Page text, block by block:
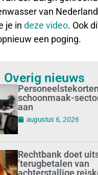
van
je in deze video. Ook
een poging.
Overig nieuws
schoonmaak-
aan
augustus 6, 2026
Rechtbank doet
’terugbetalen van
achterstallige